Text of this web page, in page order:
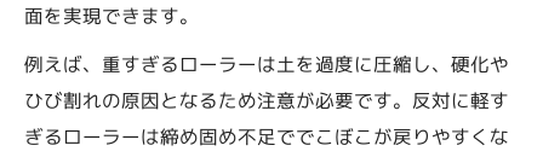
面を実現できます。
例えば、重すぎるローラーは土を過度に圧縮し、硬化や
ひび割れの原因となるため注意が必要です。反対に軽す
ぎるローラーは締め固め不足ででこぼこが戻りやすくな